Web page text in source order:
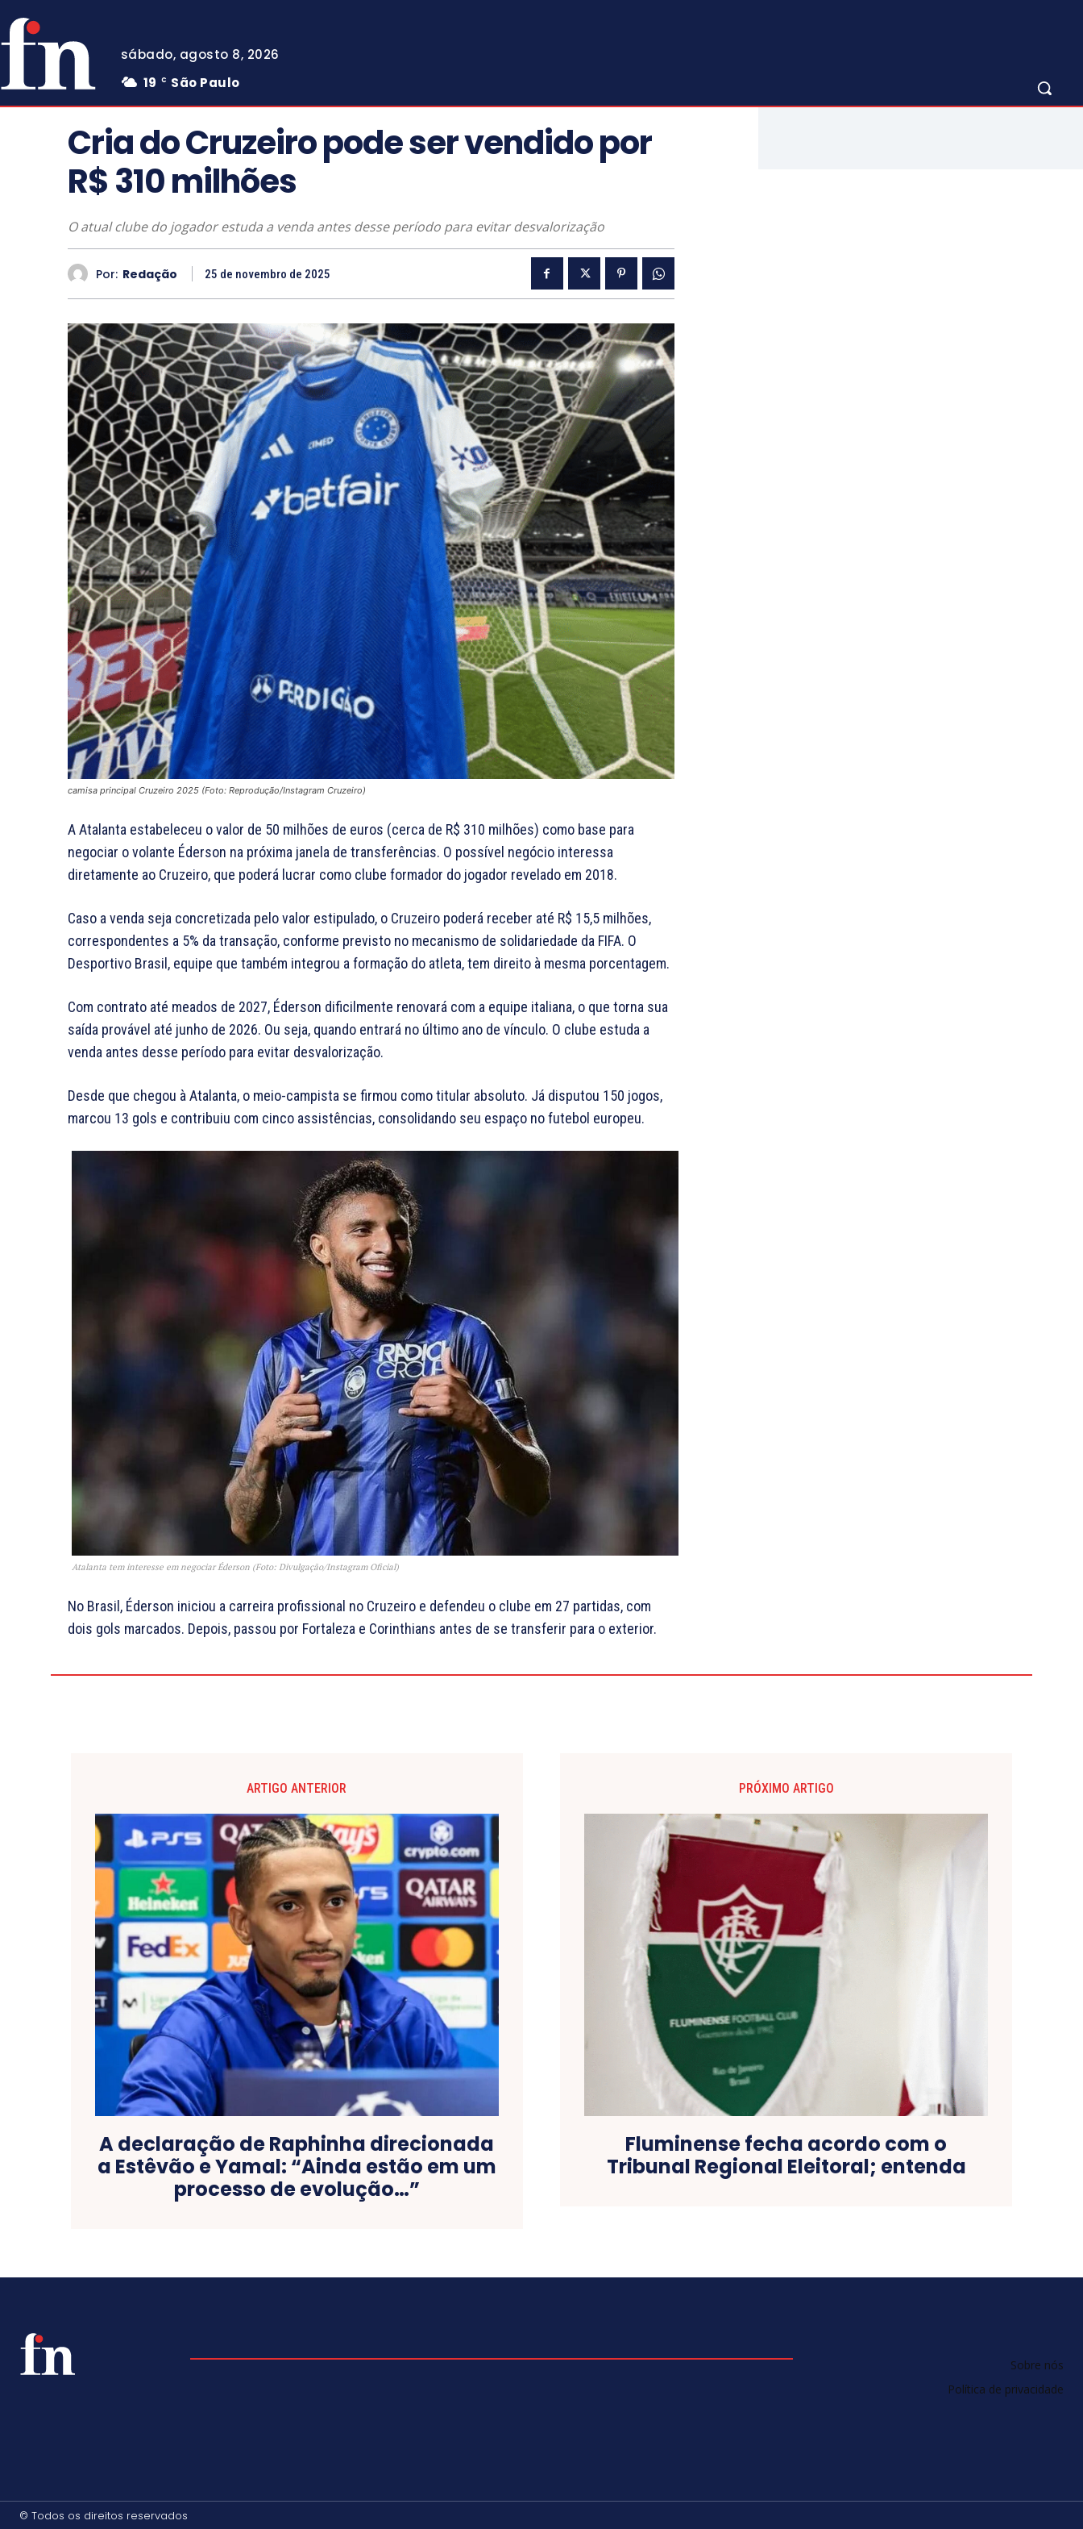
sábado, agosto 8, 2026
19
C São Paulo
Cria do Cruzeiro pode ser vendido por
R$ 310 milhões
O atual clube do jogador estuda a venda antes desse período para evitar desvalorização
Por: Redação 25 de novembro de 2025
camisa principal Cruzeiro 2025 (Foto: Reprodução/Instagram Cruzeiro)
A Atalanta estabeleceu o valor de 50 milhões de euros (cerca de R$ 310 milhões) como base para
negociar o volante Éderson na próxima janela de transferências. O possível negócio interessa
diretamente ao Cruzeiro, que poderá lucrar como clube formador do jogador revelado em 2018.
Caso a venda seja concretizada pelo valor estipulado, o Cruzeiro poderá receber até R$ 15,5 milhões,
correspondentes a 5% da transação, conforme previsto no mecanismo de solidariedade da FIFA. O
Desportivo Brasil, equipe que também integrou a formação do atleta, tem direito à mesma porcentagem.
Com contrato até meados de 2027, Éderson dificilmente renovará com a equipe italiana, o que torna sua
saída provável até junho de 2026. Ou seja, quando entrará no último ano de vínculo. O clube estuda a
venda antes desse período para evitar desvalorização.
Desde que chegou à Atalanta, o meio-campista se firmou como titular absoluto. Já disputou 150 jogos,
marcou 13 gols e contribuiu com cinco assistências, consolidando seu espaço no futebol europeu.
Atalanta tem interesse em negociar Éderson (Foto: Divulgação/Instagram Oficial)
No Brasil, Éderson iniciou a carreira profissional no Cruzeiro e defendeu o clube em 27 partidas, com
dois gols marcados. Depois, passou por Fortaleza e Corinthians antes de se transferir para o exterior.
ARTIGO ANTERIOR
A declaração de Raphinha direcionada
a Estêvão e Yamal: “Ainda estão em um
processo de evolução…”
PRÓXIMO ARTIGO
Fluminense fecha acordo com o
Tribunal Regional Eleitoral; entenda
Sobre nós
Política de privacidade
© Todos os direitos reservados